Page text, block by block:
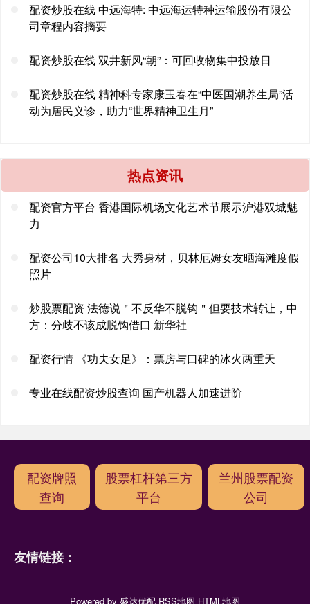
配资炒股在线 中远海特: 中远海运特种运输股份有限公
司章程内容摘要
配资炒股在线 双井新风“朝”：可回收物集中投放日
配资炒股在线 精神科专家康玉春在“中医国潮养生局”活
动为居民义诊，助力“世界精神卫生月”
热点资讯
配资官方平台 香港国际机场文化艺术节展示沪港双城魅
力
配资公司10大排名 大秀身材，贝林厄姆女友晒海滩度假
照片
炒股票配资 法德说＂不反华不脱钩＂但要技术转让，中
方：分歧不该成脱钩借口 新华社
配资行情 《功夫女足》：票房与口碑的冰火两重天
专业在线配资炒股查询 国产机器人加速进阶
配资牌照
查询
股票杠杆第三方
平台
兰州股票配资
公司
友情链接：
Powered by 盛达优配 RSS地图 HTML地图